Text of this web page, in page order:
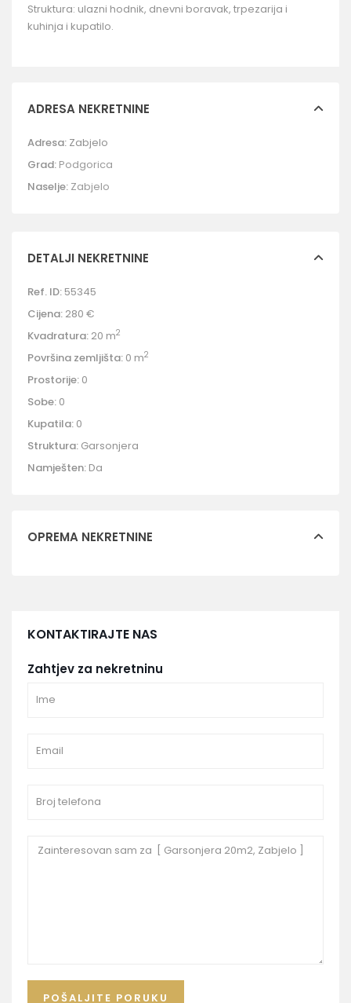
Struktura: ulazni hodnik, dnevni boravak, trpezarija i
kuhinja i kupatilo.
ADRESA NEKRETNINE
Adresa: Zabjelo
Grad: Podgorica
Naselje: Zabjelo
DETALJI NEKRETNINE
Ref. ID: 55345
Cijena: 280 €
Kvadratura: 20 m2
Površina zemljišta: 0 m2
Prostorije: 0
Sobe: 0
Kupatila: 0
Struktura: Garsonjera
Namješten: Da
OPREMA NEKRETNINE
KONTAKTIRAJTE NAS
Zahtjev za nekretninu